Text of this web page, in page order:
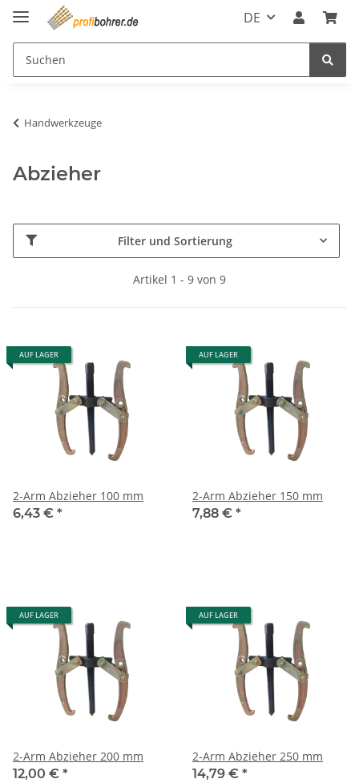
DE
Handwerkzeuge
Abzieher
Filter und Sortierung
Artikel 1 - 9 von 9
AUF LAGER
2-Arm Abzieher 100 mm
6,43 € *
AUF LAGER
2-Arm Abzieher 150 mm
7,88 € *
AUF LAGER
2-Arm Abzieher 200 mm
12,00 € *
AUF LAGER
2-Arm Abzieher 250 mm
14,79 € *